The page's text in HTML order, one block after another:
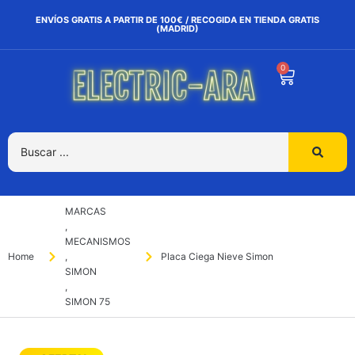
ENVÍOS GRATIS A PARTIR DE 100€ / RECOGIDA EN TIENDA GRATIS
(MADRID)
0
Home
MARCAS
,
MECANISMOS
,
SIMON
,
SIMON 75
Placa Ciega Nieve Simon